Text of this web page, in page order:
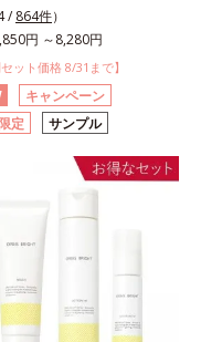
/ 864件）
円 ～8,280円
セット価格 8/31まで】
キャンペーン
定
サンプル